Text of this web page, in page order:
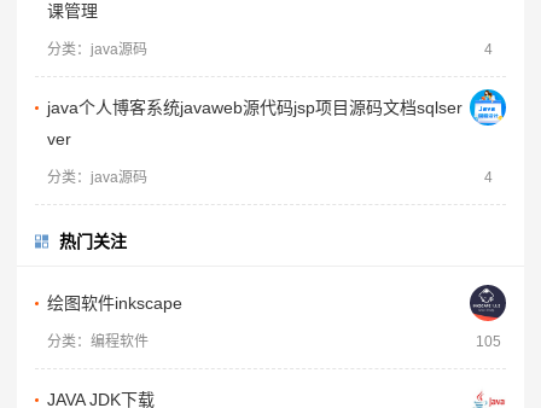
课管理
分类：java源码 4
java个人博客系统javaweb源代码jsp项目源码文档sqlser
ver
分类：java源码 4
热门关注
绘图软件inkscape
分类：编程软件 105
JAVA JDK下载